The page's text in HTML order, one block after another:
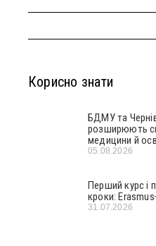
Корисно знати
БДМУ та
розширюють
медицини й
05.08.2026
Перший курс і
кроки:
31.07.2026